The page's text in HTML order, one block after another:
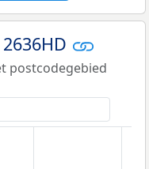
postcodegebied